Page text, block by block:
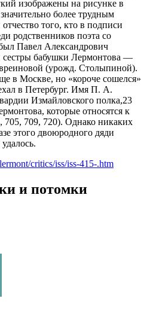
изображены на рисунке в
более трудным
того, кто в подписи
родственников поэта со
Павел Александрович
бабушки Лермонтова —
(урожд. Столыпиной).
в Москве, но «короче сошелся»
в Петербург. Имя П. А.
Измайловского полка,23
которые относятся к
705, 709, 720). Однако никаких
этого двоюродного дяди
critics/iss/iss-415-.htm
и потомки